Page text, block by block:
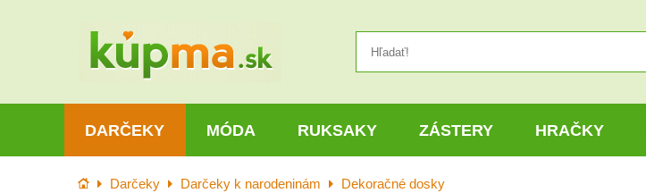
DARČEKY MÓDA RUKSAKY ZÁSTERY HRAČKY
Úvod Darčeky Darčeky k narodeninám Dekoračné dosky